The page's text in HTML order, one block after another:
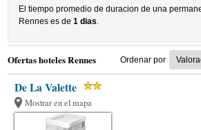
El tiempo promedio de duracion de una
Rennes es de1 dias.
Ofertas hoteles Rennes Ordenar por
De La Valette
Mostrar en el mapa